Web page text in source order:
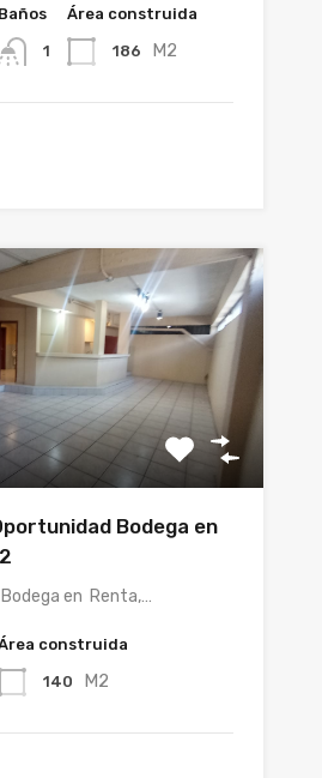
Baños
1
Área construida
186 M2
Bodega en
en Renta,…
construida
140 M2